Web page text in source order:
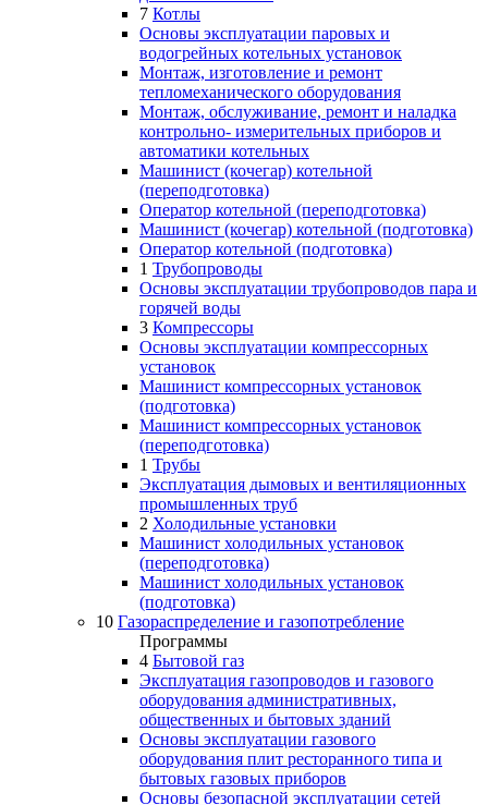
7 Котлы
Основы эксплуатации паровых и
водогрейных котельных установок
Монтаж, изготовление и ремонт
тепломеханического оборудования
Монтаж, обслуживание, ремонт и наладка
контрольно- измерительных приборов и
автоматики котельных
Машинист (кочегар) котельной
(переподготовка)
Оператор котельной (переподготовка)
Машинист (кочегар) котельной (подготовка)
Оператор котельной (подготовка)
1 Трубопроводы
Основы эксплуатации трубопроводов пара и
горячей воды
3 Компрессоры
Основы эксплуатации компрессорных
установок
Машинист компрессорных установок
(подготовка)
Машинист компрессорных установок
(переподготовка)
1 Трубы
Эксплуатация дымовых и вентиляционных
промышленных труб
2 Холодильные установки
Машинист холодильных установок
(переподготовка)
Машинист холодильных установок
(подготовка)
10 Газораспределение и газопотребление
Программы
4 Бытовой газ
Эксплуатация газопроводов и газового
оборудования административных,
общественных и бытовых зданий
Основы эксплуатации газового
оборудования плит ресторанного типа и
бытовых газовых приборов
Основы безопасной эксплуатации сетей